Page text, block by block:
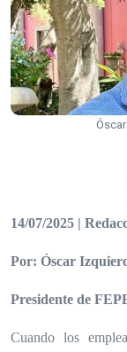
14/07/2025 |
Por: Óscar
Presidente de
Cuando los